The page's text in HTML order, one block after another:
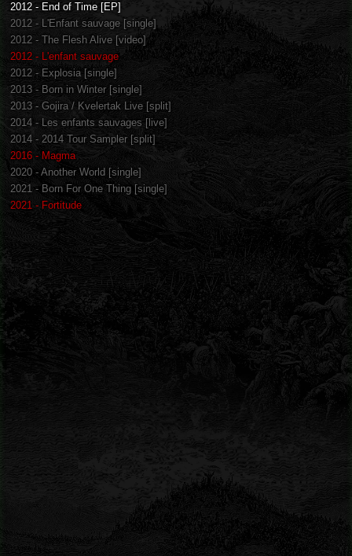
2012 - End of Time [EP]
2012 - L'Enfant sauvage [single]
2012 - The Flesh Alive [video]
2012 - L'enfant sauvage
2012 - Explosia [single]
2013 - Born in Winter [single]
2013 - Gojira / Kvelertak Live [split]
2014 - Les enfants sauvages [live]
2014 - 2014 Tour Sampler [split]
2016 - Magma
2020 - Another World [single]
2021 - Born For One Thing [single]
2021 - Fortitude